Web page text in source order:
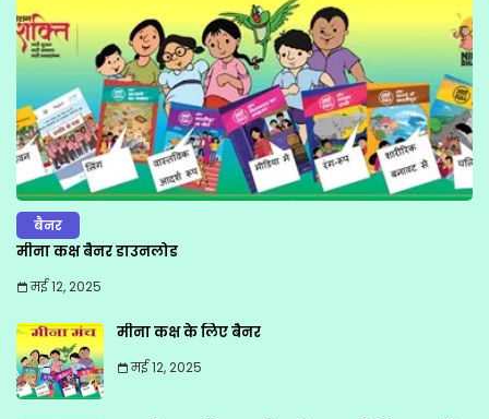
बैनर
मीना कक्ष बैनर डाउनलोड
मई 12, 2025
मीना कक्ष के लिए बैनर
मई 12, 2025